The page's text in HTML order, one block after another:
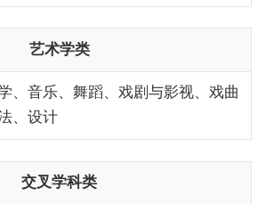
艺术学类
、音乐、舞蹈、戏剧与影视、戏曲
、设计
交叉学科类